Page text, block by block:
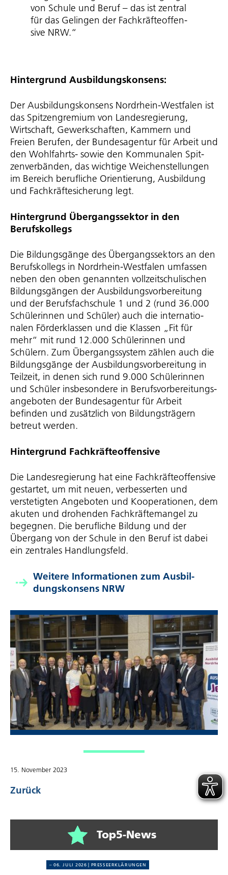
von Schule und Beruf – das ist zentral
für das Gelingen der Fach­kräf­te­of­fen­
sive NRW.“
Hintergrund Ausbil­dungs­kon­sens:
Der Ausbil­dungs­kon­sens Nordrhein-Westfalen ist
das Spitzengremium von Landes­re­gie­rung,
Wirtschaft, Gewerkschaften, Kammern und
Freien Berufen, der Bundesagentur für Arbeit und
den Wohlfahrts- sowie den Kommunalen Spit­
zen­ver­bänden, das wichtige Weichen­stel­lungen
im Bereich berufliche Orientierung, Ausbildung
und Fach­kräf­te­si­che­rung legt.
Hintergrund Über­gangs­sektor in den
Berufskollegs
Die Bildungsgänge des Über­gangs­sek­tors an den
Berufskollegs in Nordrhein-Westfalen umfassen
neben den oben genannten voll­zeit­schu­li­schen
Bildungsgängen der Ausbil­dungs­vor­be­rei­tung
und der Berufs­fach­schule 1 und 2 (rund 36.000
Schülerinnen und Schüler) auch die inter­na­tio­
nalen Förderklassen und die Klassen „Fit für
mehr“ mit rund 12.000 Schülerinnen und
Schülern. Zum Über­gangs­system zählen auch die
Bildungsgänge der Ausbil­dungs­vor­be­rei­tung in
Teilzeit, in denen sich rund 9.000 Schülerinnen
und Schüler insbesondere in Berufs­vor­be­rei­tungs­
an­ge­boten der Bundesagentur für Arbeit
befinden und zusätzlich von Bildungs­trä­gern
betreut werden.
Hintergrund Fach­kräf­te­of­fen­sive
Die Landes­re­gie­rung hat eine Fach­kräf­te­of­fen­sive
gestartet, um mit neuen, verbesserten und
verstetigten Angeboten und Kooperationen, dem
akuten und drohenden Fach­kräf­te­mangel zu
begegnen. Die berufliche Bildung und der
Übergang von der Schule in den Beruf ist dabei
ein zentrales Handlungsfeld.
Weitere Informationen zum Ausbil­
dungs­kon­sens NRW
15. November 2023
Zurück
Top5-News
06. JULI 2026 PRES­SE­ER­KLÄ­RUN­GEN